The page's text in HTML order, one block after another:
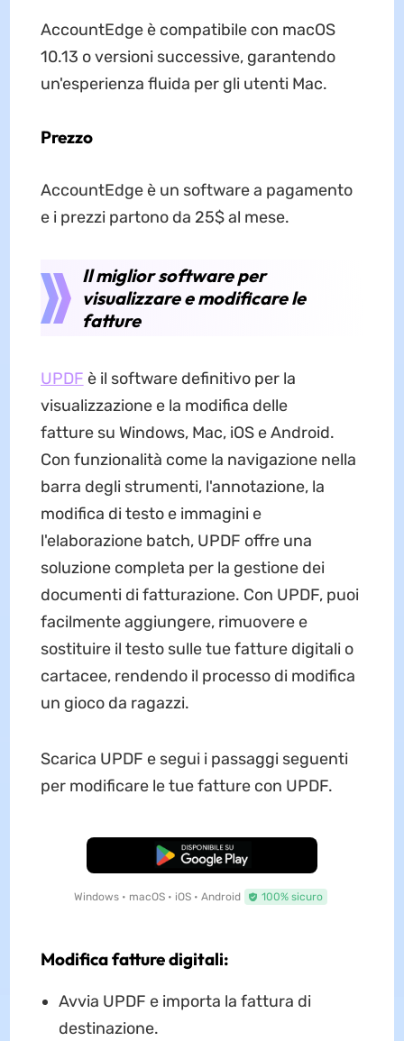
AccountEdge è compatibile con macOS
10.13 o versioni successive, garantendo
un'esperienza fluida per gli utenti Mac.
Prezzo
AccountEdge è un software a pagamento
e i prezzi partono da 25$ al mese.
Il miglior software per
visualizzare e modificare le
fatture
UPDF è il software definitivo per la
visualizzazione e la modifica delle
fatture su Windows, Mac, iOS e Android.
Con funzionalità come la navigazione nella
barra degli strumenti, l'annotazione, la
modifica di testo e immagini e
l'elaborazione batch, UPDF offre una
soluzione completa per la gestione dei
documenti di fatturazione. Con UPDF, puoi
facilmente aggiungere, rimuovere e
sostituire il testo sulle tue fatture digitali o
cartacee, rendendo il processo di modifica
un gioco da ragazzi.
Scarica UPDF e segui i passaggi seguenti
per modificare le tue fatture con UPDF.
Download Gratis
Windows • macOS • iOS • Android 100% sicuro
Modifica fatture digitali:
Avvia UPDF e importa la fattura di
destinazione.